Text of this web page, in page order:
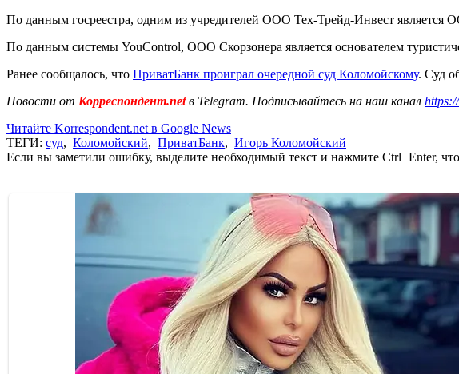
По данным госреестра, одним из учредителей ООО Тех-Трейд-Инвест
По данным системы YouControl, ООО Скорзонера является основателем
Ранее сообщалось, что ПриватБанк проиграл очередной суд Коломойскому. Суд
Новости от Корреспондент.netв Telegram. Подписывайтесь на наш канал
Читайте Korrespondent.net в Google News
ТЕГИ: суд, Коломойский, ПриватБанк, Игорь Коломойский
Если вы заметили ошибку, выделите необходимый текст и нажмите Ctrl+Enter,